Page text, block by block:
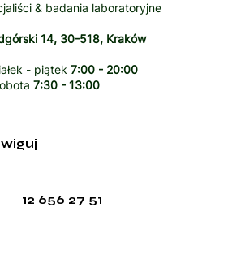
& badania laboratoryjne
14, 30-518, Kraków
- piątek 7:00 - 20:00
7:30 - 13:00
12 656 27 51